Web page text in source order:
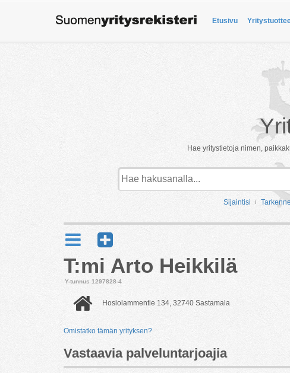
Etusivu
Hae yritystietoja nimen,
Sijaintisi
T:mi Arto Heikkilä
Y-tunnus 1297828-4
Hosiolammentie 134, 32740 Sastamala
Omistatko tämän yrityksen?
Vastaavia palveluntarjoajia